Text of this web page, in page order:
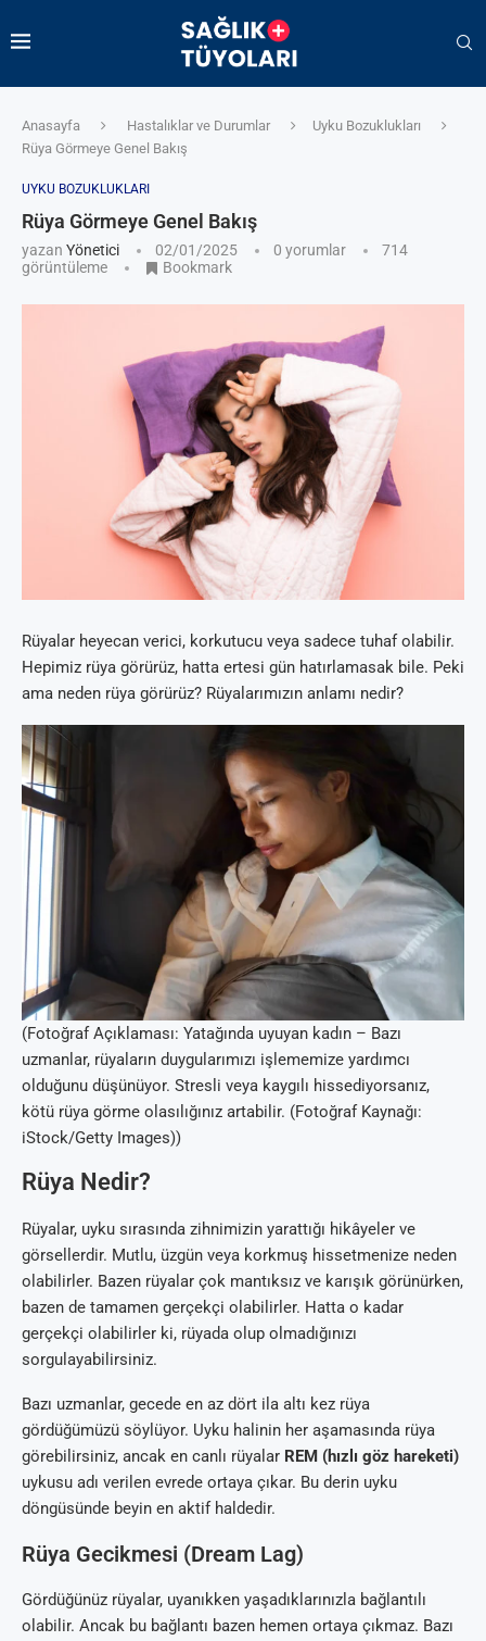
Anasayfa Hastalıklar ve Durumlar
Uyku Bozuklukları
Rüya Görmeye Genel Bakış
UYKU BOZUKLUKLARI
Rüya Görmeye Genel Bakış
yazan Yönetici 02/01/2025 0 yorumlar
714
görüntüleme
Bookmark
Rüyalar heyecan verici, korkutucu veya sadece tuhaf olabilir.
Hepimiz rüya görürüz, hatta ertesi gün hatırlamasak bile. Peki
ama neden rüya görürüz? Rüyalarımızın anlamı nedir?
(Fotoğraf Açıklaması: Yatağında uyuyan kadın – Bazı
uzmanlar, rüyaların duygularımızı işlememize yardımcı
olduğunu düşünüyor. Stresli veya kaygılı hissediyorsanız,
kötü rüya görme olasılığınız artabilir. (Fotoğraf Kaynağı:
iStock/Getty Images))
Rüya Nedir?
Rüyalar, uyku sırasında zihnimizin yarattığı hikâyeler ve
görsellerdir. Mutlu, üzgün veya korkmuş hissetmenize neden
olabilirler. Bazen rüyalar çok mantıksız ve karışık görünürken,
bazen de tamamen gerçekçi olabilirler. Hatta o kadar
gerçekçi olabilirler ki, rüyada olup olmadığınızı
sorgulayabilirsiniz.
Bazı uzmanlar, gecede en az dört ila altı kez rüya
gördüğümüzü söylüyor. Uyku halinin her aşamasında rüya
görebilirsiniz, ancak en canlı rüyalar REM (hızlı göz hareketi)
uykusu adı verilen evrede ortaya çıkar. Bu derin uyku
döngüsünde beyin en aktif haldedir.
Rüya Gecikmesi (Dream Lag)
Gördüğünüz rüyalar, uyanıkken yaşadıklarınızla bağlantılı
olabilir. Ancak bu bağlantı bazen hemen ortaya çıkmaz. Bazı